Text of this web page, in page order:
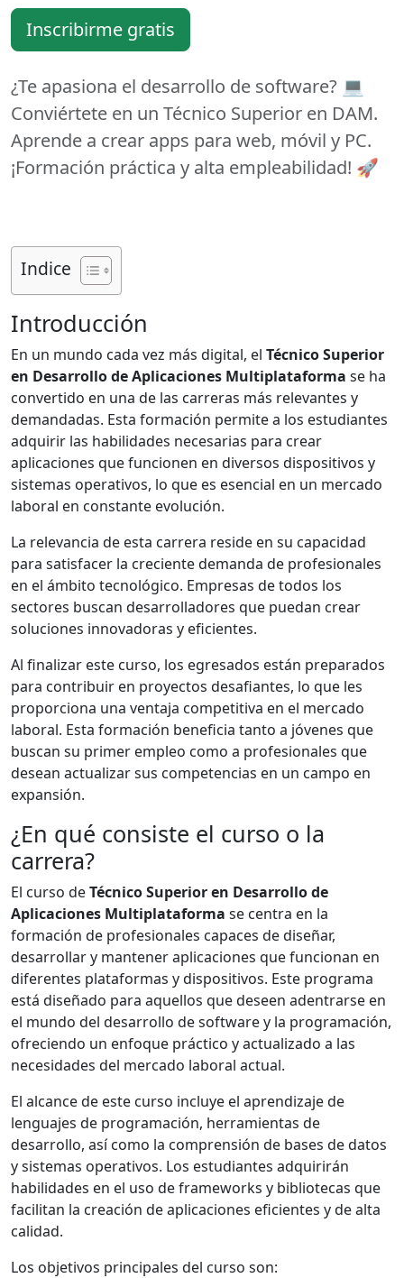
Inscribirme gratis
¿Te apasiona el desarrollo de software? 💻
Conviértete en un Técnico Superior en DAM.
Aprende a crear apps para web, móvil y PC.
¡Formación práctica y alta empleabilidad! 🚀
Indice
Introducción
En un mundo cada vez más digital, el Técnico Superior
en Desarrollo de Aplicaciones Multiplataforma se ha
convertido en una de las carreras más relevantes y
demandadas. Esta formación permite a los estudiantes
adquirir las habilidades necesarias para crear
aplicaciones que funcionen en diversos dispositivos y
sistemas operativos, lo que es esencial en un mercado
laboral en constante evolución.
La relevancia de esta carrera reside en su capacidad
para satisfacer la creciente demanda de profesionales
en el ámbito tecnológico. Empresas de todos los
sectores buscan desarrolladores que puedan crear
soluciones innovadoras y eficientes.
Al finalizar este curso, los egresados están preparados
para contribuir en proyectos desafiantes, lo que les
proporciona una ventaja competitiva en el mercado
laboral. Esta formación beneficia tanto a jóvenes que
buscan su primer empleo como a profesionales que
desean actualizar sus competencias en un campo en
expansión.
¿En qué consiste el curso o la
carrera?
El curso deTécnico Superior en Desarrollo de
Aplicaciones Multiplataforma se centra en la
formación de profesionales capaces de diseñar,
desarrollar y mantener aplicaciones que funcionan en
diferentes plataformas y dispositivos. Este programa
está diseñado para aquellos que deseen adentrarse en
el mundo del desarrollo de software y la programación,
ofreciendo un enfoque práctico y actualizado a las
necesidades del mercado laboral actual.
El alcance de este curso incluye el aprendizaje de
lenguajes de programación, herramientas de
desarrollo, así como la comprensión de bases de datos
y sistemas operativos. Los estudiantes adquirirán
habilidades en el uso de frameworks y bibliotecas que
facilitan la creación de aplicaciones eficientes y de alta
calidad.
Los objetivos principales del curso son: